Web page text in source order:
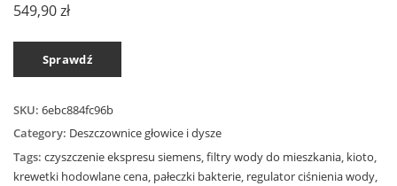
549,90zł
Sprawdź
SKU: 6ebc884fc96b
Category: Deszczownice głowice i dysze
Tags: czyszczenie ekspresu siemens filtry wody do mieszkania kioto
krewetki hodowlane cena pałeczki bakterie regulator ciśnienia wody